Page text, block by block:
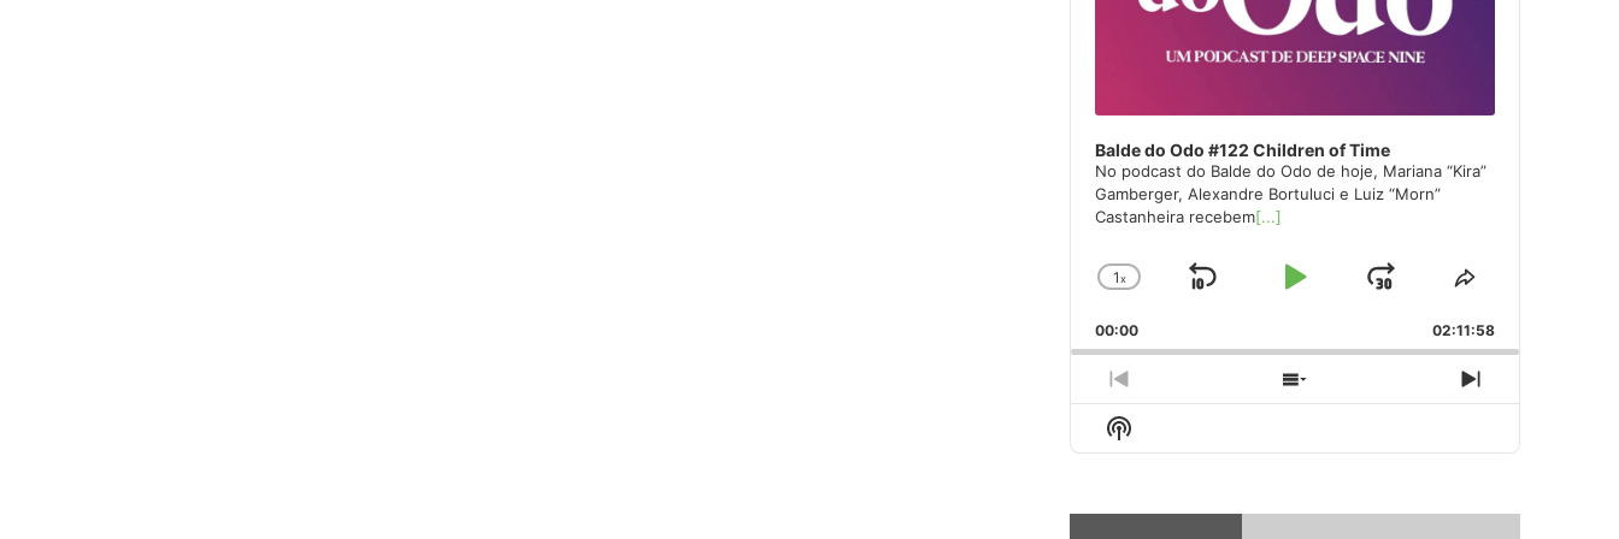
Balde do Odo #122 Children of Time
No podcast do Balde do Odo de hoje, Mariana “Kira”
Gamberger, Alexandre Bortuluci e Luiz “Morn”
Castanheira recebem[...]
Change
Rate
1x
Skip
Play
Jump
Forward
Share
Episode
00:00 02:11:58
Previous
Episode
Show
Episodes
Next
Episode
Show
Podcast